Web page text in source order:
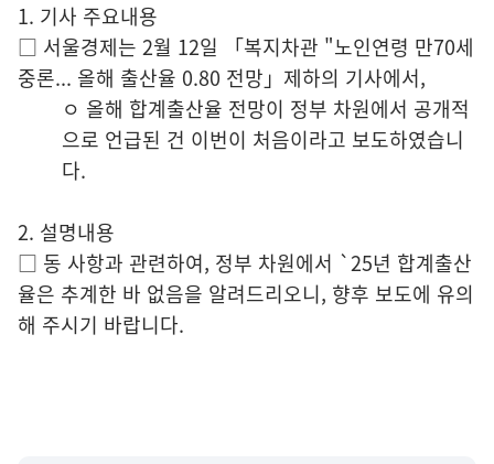
1. 기사 주요내용
□ 서울경제는 2월 12일 「복지차관 "노인연령 만70세
중론... 올해 출산율 0.80 전망」제하의 기사에서,
ㅇ 올해 합계출산율 전망이 정부 차원에서 공개적
으로 언급된 건 이번이 처음이라고 보도하였습니
다.
2. 설명내용
□ 동 사항과 관련하여, 정부 차원에서 `25년 합계출산
율은 추계한 바 없음을 알려드리오니, 향후 보도에 유의
해 주시기 바랍니다.